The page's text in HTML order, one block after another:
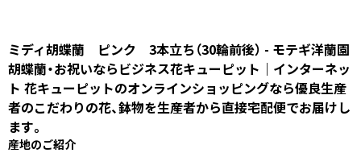
ミディ胡蝶蘭 ピンク 3本立ち（30輪前後） - モテギ洋蘭園
胡蝶蘭・お祝いならビジネス花キューピット｜インターネッ
ト 花キューピットのオンラインショッピングなら優良生産
者のこだわりの花、鉢物を生産者から直接宅配便でお届けし
ます。
産地のご紹介